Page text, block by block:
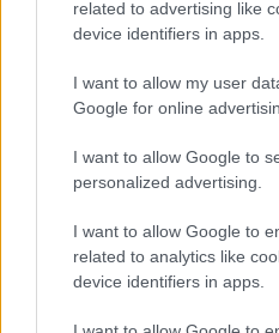
related to advertising like
device identifiers in apps.
I want to allow my user
Google for online
I want to allow Google to
personalized advertising.
I want to allow Google to
related to analytics like
device identifiers in apps.
Ekstraklasa - sytuacja w tabeli
Przed meczami 6. kolejki -
6. miejscew tabeli. Goście (Zagłębie
bramkowe.
Wisła Płock vs. Zagłębie Lubin -
Wynik meczu Wisła Płock -
zaraz po jego zakończeniu. Jeżeli
Wisła Płock vs. Zagłębie
Jeżeli w internecie lub TV dostępna